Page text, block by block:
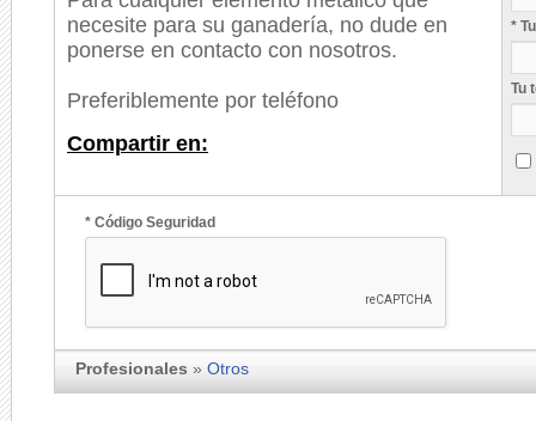
necesite para su ganadería, no dude en
ponerse en contacto con nosotros.
Preferiblemente por teléfono
Compartir en:
*
Tu
* Código Seguridad
Profesionales » Otros